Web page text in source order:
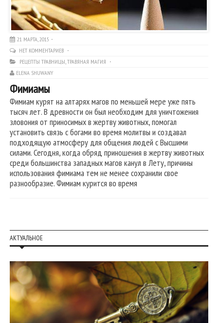
21 МАРТА, 2015
НЕТ КОММЕНТАРИЕВ
РЕЦЕПТЫ ТРАВНИЦЫ ТРАВЯНАЯ МАГИЯ
ELENA SHUWANY
Фимиамы
Фимиам курят на алтарях магов по меньшей мере уже пять
тысяч лет. В древности он был необходим для уничтожения
зловония от приносимых в жертву животных, помогал
установить связь с богами во время молитвы и создавал
подходящую атмосферу для общения людей с Высшими
силами. Сегодня, когда обряд приношения в жертву животных
среди большинства западных магов канул в Лету, причины
использования фимиама тем не менее сохранили свое
разнообразие. Фимиам курится во время
АКТУАЛЬНОЕ